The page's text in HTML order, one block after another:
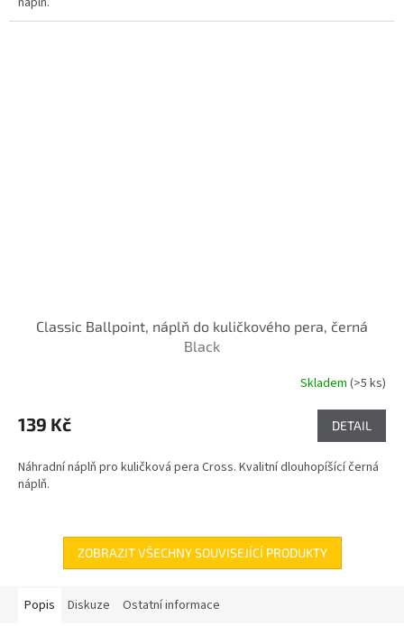
Classic Ballpoint, náplň do kuličkového pera, černá
Black
Skladem (>5 ks)
139 Kč DETAIL
Náhradní náplň pro kuličková pera Cross. Kvalitní dlouhopíšící černá
náplň.
ZOBRAZIT VŠECHNY SOUVISEJÍCÍ PRODUKTY
Popis Diskuze Ostatní informace